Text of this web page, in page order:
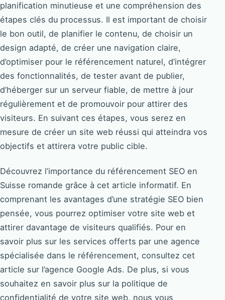
planification minutieuse et une compréhension des
étapes clés du processus. Il est important de choisir
le bon outil, de planifier le contenu, de choisir un
design adapté, de créer une navigation claire,
d’optimiser pour le référencement naturel, d’intégrer
des fonctionnalités, de tester avant de publier,
d’héberger sur un serveur fiable, de mettre à jour
régulièrement et de promouvoir pour attirer des
visiteurs. En suivant ces étapes, vous serez en
mesure de créer un site web réussi qui atteindra vos
objectifs et attirera votre public cible.
Découvrez l’importance du référencement SEO en
Suisse romande grâce à cet article informatif. En
comprenant les avantages d’une stratégie SEO bien
pensée, vous pourrez optimiser votre site web et
attirer davantage de visiteurs qualifiés. Pour en
savoir plus sur les services offerts par une agence
spécialisée dans le référencement, consultez cet
article sur l’agence Google Ads. De plus, si vous
souhaitez en savoir plus sur la politique de
confidentialité de votre site web, nous vous